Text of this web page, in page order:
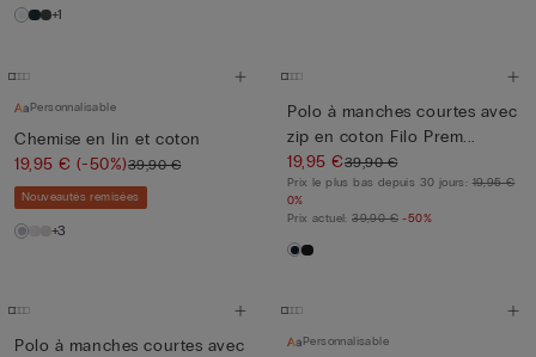
+1
Personnalisable
Chemise en lin et coton
19,95 €(-50%)39,90 €
Nouveautés remisées
+3
Polo à manches courtes avec
zip en coton Filo Prem...
19,95 €39,90 €
Prix le plus bas depuis 30 jours:19,95 €
0%
Prix actuel:39,90 € -50%
Polo à manches courtes avec
Personnalisable